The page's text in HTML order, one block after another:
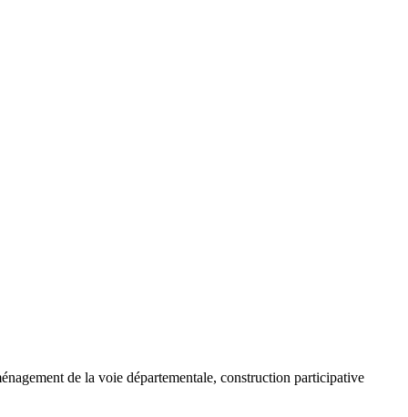
de la voie départementale, construction participative